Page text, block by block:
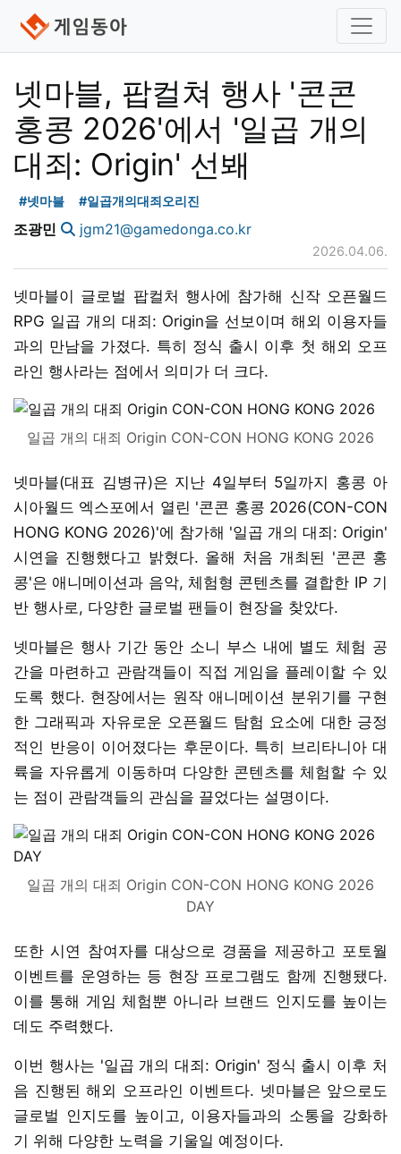
넷마블, 팝컬쳐 행사 '콘콘
홍콩 2026'에서 '일곱 개의
대죄: Origin' 선봬
#넷마블 #일곱개의대죄오리진
조광민 jgm21@gamedonga.co.kr
2026.04.06.
넷마블이 글로벌 팝컬처 행사에 참가해 신작 오픈월드
RPG 일곱 개의 대죄: Origin을 선보이며 해외 이용자들
과의 만남을 가졌다. 특히 정식 출시 이후 첫 해외 오프
라인 행사라는 점에서 의미가 더 크다.
일곱 개의 대죄 Origin CON-CON HONG KONG 2026
넷마블(대표 김병규)은 지난 4일부터 5일까지 홍콩 아
시아월드 엑스포에서 열린 '콘콘 홍콩 2026(CON-CON
HONG KONG 2026)'에 참가해 '일곱 개의 대죄: Origin'
시연을 진행했다고 밝혔다. 올해 처음 개최된 '콘콘 홍
콩'은 애니메이션과 음악, 체험형 콘텐츠를 결합한 IP 기
반 행사로, 다양한 글로벌 팬들이 현장을 찾았다.
넷마블은 행사 기간 동안 소니 부스 내에 별도 체험 공
간을 마련하고 관람객들이 직접 게임을 플레이할 수 있
도록 했다. 현장에서는 원작 애니메이션 분위기를 구현
한 그래픽과 자유로운 오픈월드 탐험 요소에 대한 긍정
적인 반응이 이어졌다는 후문이다. 특히 브리타니아 대
륙을 자유롭게 이동하며 다양한 콘텐츠를 체험할 수 있
는 점이 관람객들의 관심을 끌었다는 설명이다.
일곱 개의 대죄 Origin CON-CON HONG KONG 2026
DAY
또한 시연 참여자를 대상으로 경품을 제공하고 포토월
이벤트를 운영하는 등 현장 프로그램도 함께 진행됐다.
이를 통해 게임 체험뿐 아니라 브랜드 인지도를 높이는
데도 주력했다.
이번 행사는 '일곱 개의 대죄: Origin' 정식 출시 이후 처
음 진행된 해외 오프라인 이벤트다. 넷마블은 앞으로도
글로벌 인지도를 높이고, 이용자들과의 소통을 강화하
기 위해 다양한 노력을 기울일 예정이다.